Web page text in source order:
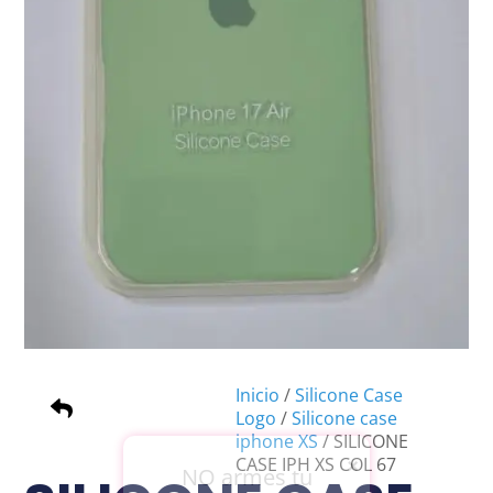
Inicio /Silicone Case
Logo /Silicone case
iphone XS/ SILICONE
CASE IPH XS COL 67
×
NO armes tu